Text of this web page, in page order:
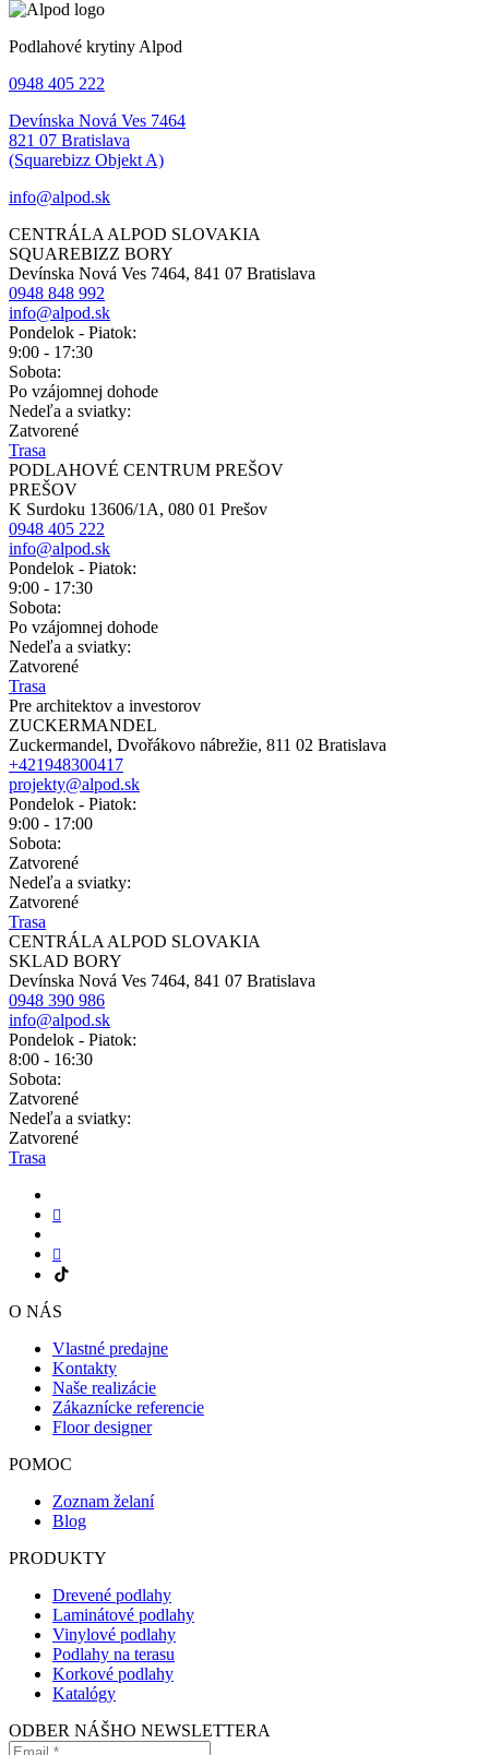
Podlahové krytiny Alpod
0948 405 222
Devínska Nová Ves 7464
821 07 Bratislava
(Squarebizz Objekt A)
info@alpod.sk
CENTRÁLA ALPOD SLOVAKIA
SQUAREBIZZ BORY
Devínska Nová Ves 7464, 841 07 Bratislava
0948 848 992
info@alpod.sk
Pondelok - Piatok:
9:00 - 17:30
Sobota:
Po vzájomnej dohode
Nedeľa a sviatky:
Zatvorené
Trasa
PODLAHOVÉ CENTRUM PREŠOV
PREŠOV
K Surdoku 13606/1A, 080 01 Prešov
0948 405 222
info@alpod.sk
Pondelok - Piatok:
9:00 - 17:30
Sobota:
Po vzájomnej dohode
Nedeľa a sviatky:
Zatvorené
Trasa
Pre architektov a investorov
ZUCKERMANDEL
Zuckermandel, Dvořákovo nábrežie, 811 02 Bratislava
+421948300417
projekty@alpod.sk
Pondelok - Piatok:
9:00 - 17:00
Sobota:
Zatvorené
Nedeľa a sviatky:
Zatvorené
Trasa
CENTRÁLA ALPOD SLOVAKIA
SKLAD BORY
Devínska Nová Ves 7464, 841 07 Bratislava
0948 390 986
info@alpod.sk
Pondelok - Piatok:
8:00 - 16:30
Sobota:
Zatvorené
Nedeľa a sviatky:
Zatvorené
Trasa
O NÁS
Vlastné predajne
Kontakty
Naše realizácie
Zákaznícke referencie
Floor designer
POMOC
Zoznam želaní
Blog
PRODUKTY
Drevené podlahy
Laminátové podlahy
Vinylové podlahy
Podlahy na terasu
Korkové podlahy
Katalógy
ODBER NÁŠHO NEWSLETTERA